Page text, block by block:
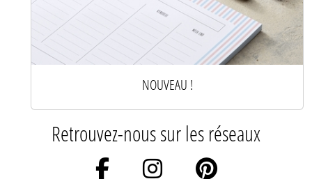
NOUVEAU !
Retrouvez-nous sur les réseaux